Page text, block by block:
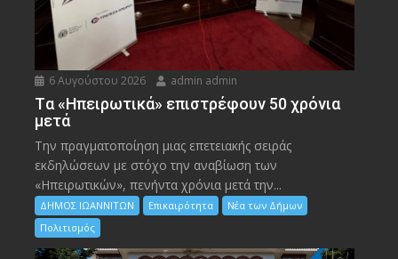
6 Αυγούστου 2026 admin admin
Tα «Ηπειρωτικά» επιστρέφουν 50 χρόνια
μετά
Την πραγματοποίηση μιας επετειακής σειράς
εκδηλώσεων με στόχο την αναβίωση των
«Ηπειρωτικών», πενήντα χρόνια μετά την...
ΔΗΜΟΣ ΙΩΑΝΝΙΤΩΝ Επικαιρότητα
Νέα των Δήμων
Πολιτισμός